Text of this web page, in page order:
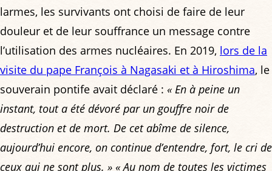
larmes, les survivants ont choisi de faire de leur
douleur et de leur souffrance un message contre
l’utilisation des armes nucléaires. En 2019, lors de la
visite du pape François à Nagasaki et à Hiroshima, le
souverain pontife avait déclaré : « En à peine un
instant, tout a été dévoré par un gouffre noir de
destruction et de mort. De cet abîme de silence,
aujourd’hui encore, on continue d’entendre, fort, le cri de
ceux qui ne sont plus. » « Au nom de toutes les victimes